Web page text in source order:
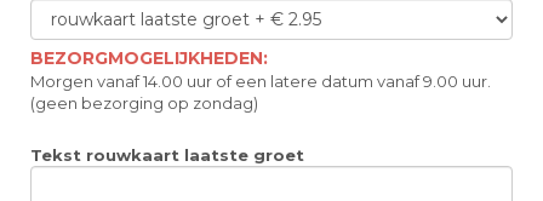
BEZORGMOGELIJKHEDEN:
Morgen vanaf 14.00 uur of een latere datum vanaf 9.00 uur.
(geen bezorging op zondag)
Tekst rouwkaart laatste groet